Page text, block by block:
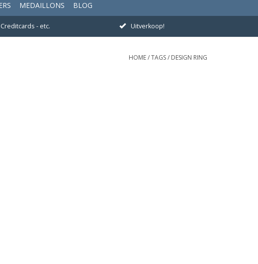
MEDAILLONS BLOG
Creditcards - etc. Uitverkoop!
HOME/TAGS/ DESIGN RING